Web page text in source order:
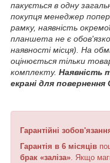
пакується в одну
покупця менеджер
рамку, наявність
планшета не є
наявності місця). На
оцінюється тільки
комплекту. Наявність
екрані для
Гарантійні
Гарантія в 6 місяців
брак «заліза». Якщо